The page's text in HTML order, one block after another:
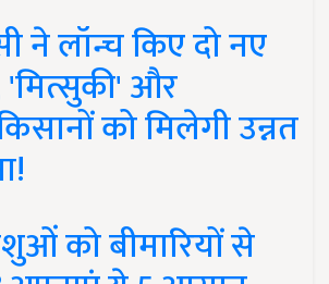
ने लॉन्च किए दो नए
'मित्सुकी' और
को मिलेगी उन्नत
को बीमारियों से